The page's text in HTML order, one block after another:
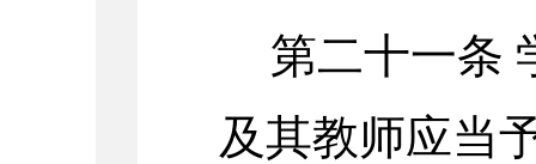
第二十一条
及其教师应当